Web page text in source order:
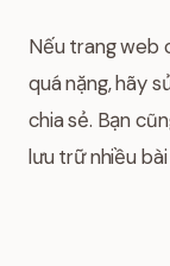
Nếu trang web
quá nặng, hãy
chia sẻ. Bạn
lưu trữ nhiều